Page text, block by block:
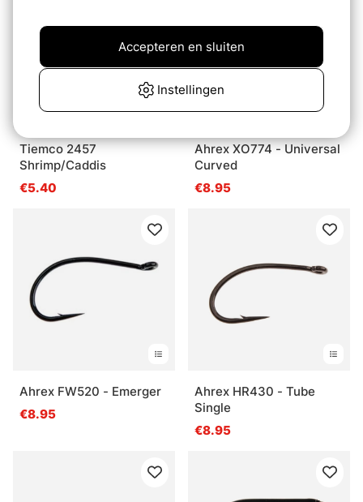
Tiemco 2457
Shrimp/Caddis
€5.40
Ahrex XO774 - Universal
Curved
€8.95
Ahrex FW520 - Emerger
€8.95
Ahrex HR430 - Tube
Single
€8.95
Instellingen
Accepteren en sluiten